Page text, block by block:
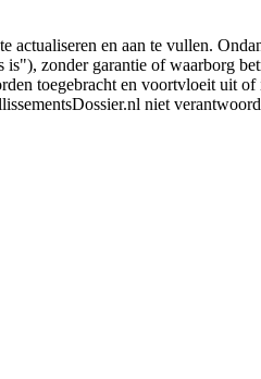
en aan te vullen.
zonder garantie of waarborg
toegebracht en voortvloeit uit
niet